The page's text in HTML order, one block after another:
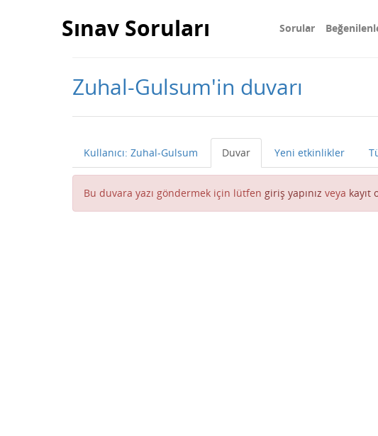
Sınav Soruları Sorular
Zuhal-Gulsum'in duvarı
Kullanıcı: Zuhal-Gulsum Duvar Yeni etkinlikler
Bu duvara yazı göndermek için lütfen giriş yapınız veya kayıt